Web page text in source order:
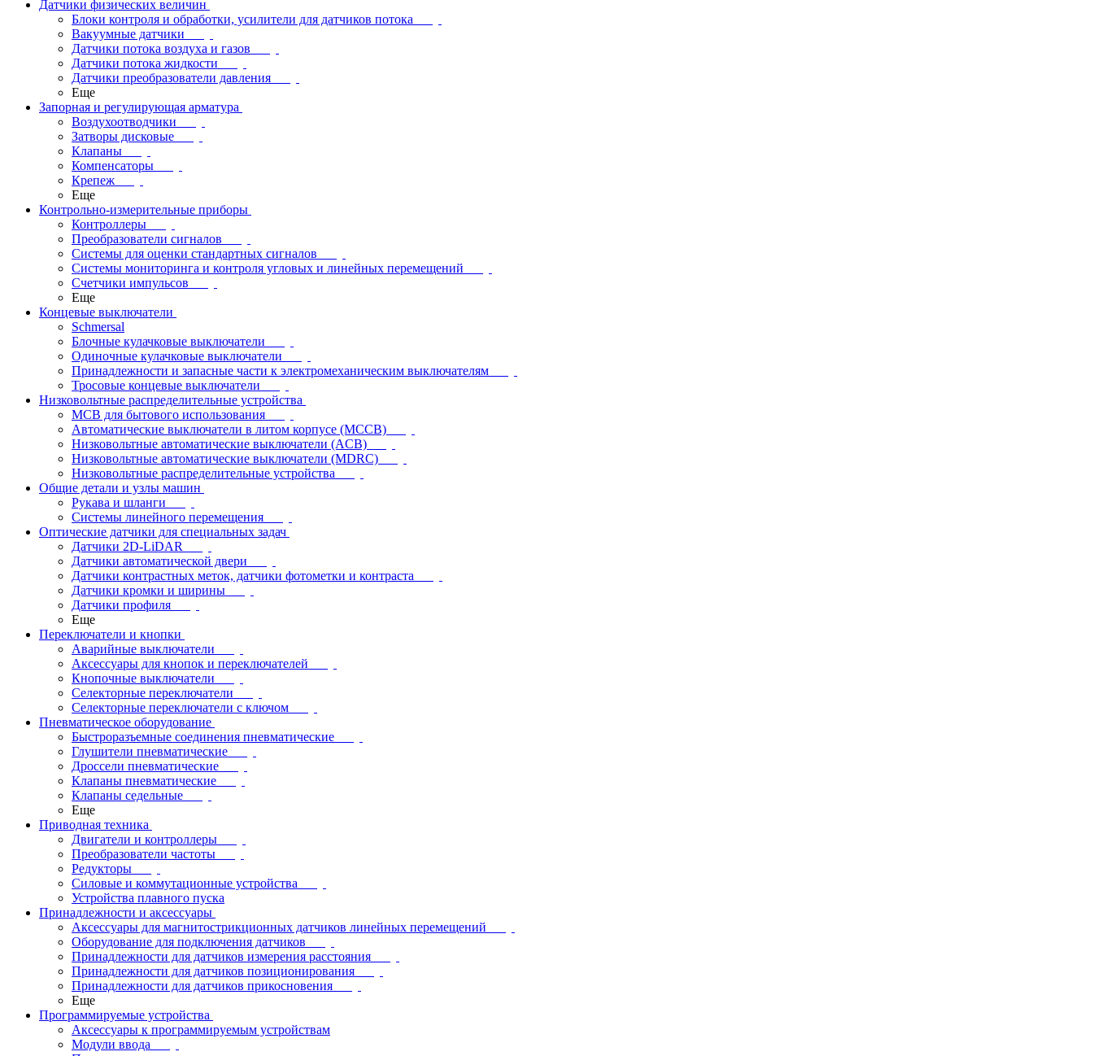
Датчики физических величин
Блоки контроля и обработки, усилители для датчиков потока
Вакуумные датчики
Датчики потока воздуха и газов
Датчики потока жидкости
Датчики преобразователи давления
Еще
Запорная и регулирующая арматура
Воздухоотводчики
Затворы дисковые
Клапаны
Компенсаторы
Крепеж
Еще
Контрольно-измерительные приборы
Контроллеры
Преобразователи сигналов
Системы для оценки стандартных сигналов
Системы мониторинга и контроля угловых и линейных перемещений
Счетчики импульсов
Еще
Концевые выключатели
Schmersal
Блочные кулачковые выключатели
Одиночные кулачковые выключатели
Принадлежности и запасные части к электромеханическим выключателям
Тросовые концевые выключатели
Низковольтные распределительные устройства
MCB для бытового использования
Автоматические выключатели в литом корпусе (MCCB)
Низковольтные автоматические выключатели (ACB)
Низковольтные автоматические выключатели (MDRC)
Низковольтные распределительные устройства
Общие детали и узлы машин
Рукава и шланги
Системы линейного перемещения
Оптические датчики для специальных задач
Датчики 2D-LiDAR
Датчики автоматической двери
Датчики контрастных меток, датчики фотометки и контраста
Датчики кромки и ширины
Датчики профиля
Еще
Переключатели и кнопки
Аварийные выключатели
Аксессуары для кнопок и переключателей
Кнопочные выключатели
Селекторные переключатели
Селекторные переключатели с ключом
Пневматическое оборудование
Быстроразъемные соединения пневматические
Глушители пневматические
Дроссели пневматические
Клапаны пневматические
Клапаны седельные
Еще
Приводная техника
Двигатели и контроллеры
Преобразователи частоты
Редукторы
Силовые и коммутационные устройства
Устройства плавного пуска
Принадлежности и аксессуары
Аксессуары для магнитострикционных датчиков линейных перемещений
Оборудование для подключения датчиков
Принадлежности для датчиков измерения расстояния
Принадлежности для датчиков позиционирования
Принадлежности для датчиков прикосновения
Еще
Программируемые устройства
Аксессуары к программируемым устройствам
Модули ввода